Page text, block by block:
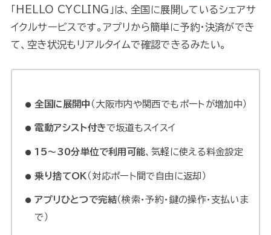
「HELLO CYCLING」は、全国に展開しているシェアサ
イクルサービスです。アプリから簡単に予約・決済ができ
て、空き状況もリアルタイムで確認できるみたい。
全国に展開中 （大阪市内や関西でもポートが増加中）
電動アシスト付き で坂道もスイスイ
15〜30分単位で利用可能、気軽に使える料金設定
乗り捨てOK （対応ポート間で自由に返却）
アプリひとつで完結（検索・予約・鍵の操作・支払いま
で）